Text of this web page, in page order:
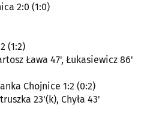
2:0 (1:0)
(1:2)
Ława 47', Łukasiewicz 86'
Chojnice 1:2 (0:2)
23'(k), Chyła 43'